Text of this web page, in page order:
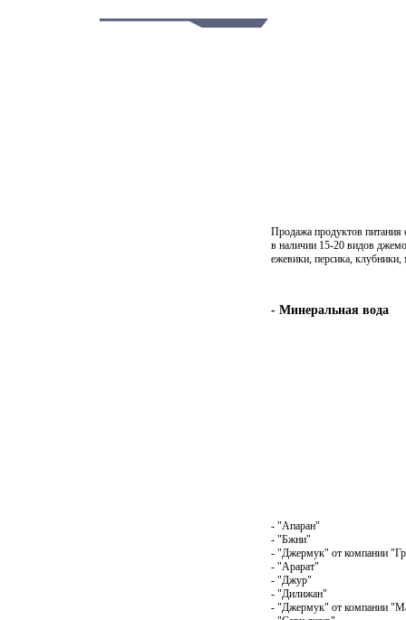
Продажа продуктов
в наличии 15-20 видов
ежевики, персика,
- Минеральная вода
- "Апаран"
- "Бжни"
- "Джермук" от компании
- "Арарат"
- "Джур"
- "Дилижан"
- "Джермук" от компании